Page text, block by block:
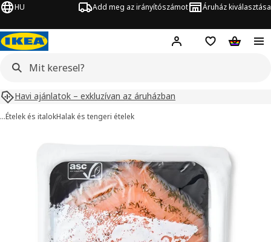
HU Add meg az irányítószámot Áruház kiválasztása
Hej! Bejelentkezés
Bevásárlólista
Kosár
Havi ajánlatok – exkluzívan az áruházban
…Ételek és italokHalak és tengeri ételek